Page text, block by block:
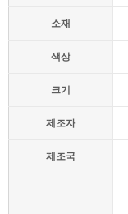
소재
색상
크기
제조자
제조국